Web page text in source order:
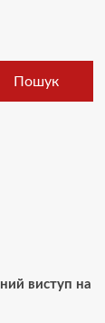
Пошук
виступ на